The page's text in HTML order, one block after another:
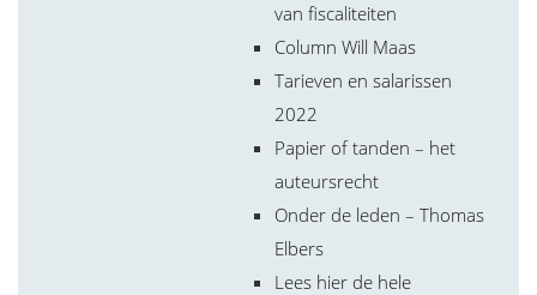
van fiscaliteiten
Column Will Maas
Tarieven en salarissen
2022
Papier of tanden – het
auteursrecht
Onder de leden – Thomas
Elbers
Lees hier de hele